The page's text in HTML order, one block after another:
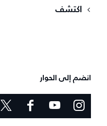
اكتشف
انضم إلى الحوار